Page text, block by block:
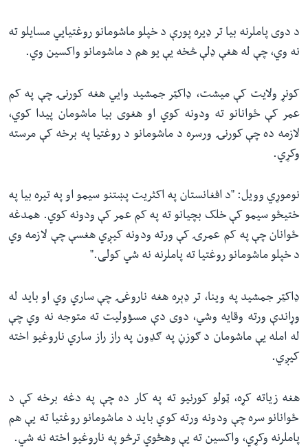
د دوی پاملرنه بیا تر ډیره پورې د خپلو ماشومانو روغتیايي مسایلو ته
نه وي، چې له هغې ډلې څخه یې یو هم د ماشومانو واکسین وي.
کونړ ولایت کې میشت، ډاکټر جمشید وايي هغه کورنۍ چې په کم
عمر کې ځوانانو ته ودونه کوي او هغوی بیا ماشومان پیدا کوي،
لازمه ده چې کورنۍ ورسره د ماشومانو د روغتیا په برخه کې مرسته
وکړي.
نوموړي وویل: "د افغانستان په اکثریت پښتنو سیمو او په تیره بیا په
ختیځو سیمو کې خلک بچیانو ته په کم عمر کې ودونه کوي. همدغه
ځوانان چې په کم عمرۍ کې ورته ودونه کیږي هغسې چې لازمه وي
د خپلو ماشومانو روغتیا ته پاملرنه نه شي کولی."
ډاکټر جمشید په وینا، تر ډېره هغه ناروغۍ چې ساري وي او باید له
وړاندې ورته وقایه وشي، دوی دې مسؤولیت ته متوجه نه وي چې
له امله یې ماشومان د ګوزڼ په ګډون په راز راز ساري ناروغیو اخته
کیږي.
هغه زیاته کړه، ټولو کورنیو ته په کار ده چې په دغه برخه کې د
ځوانانو سره چې ودونه ورته کوي باید د ماشومانو روغتیا ته یې هم
پاملرنه وکړي، واکسین ته یې وهڅوي ترڅو په ناروغیو اخته نه شي.